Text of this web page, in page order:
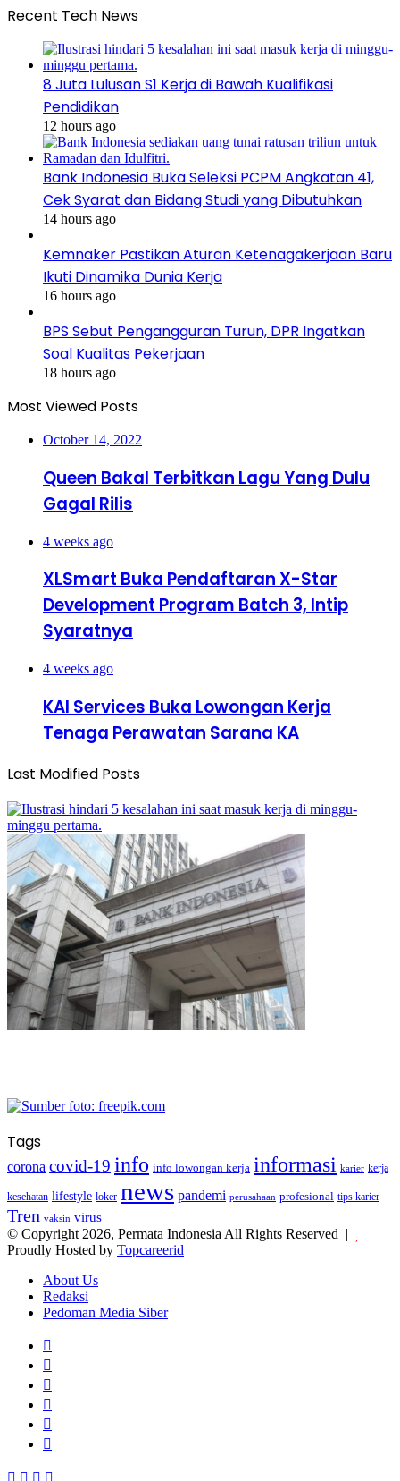
Recent Tech News
8 Juta Lulusan S1 Kerja di Bawah Kualifikasi
Pendidikan
12 hours ago
Bank Indonesia Buka Seleksi PCPM Angkatan 41,
Cek Syarat dan Bidang Studi yang Dibutuhkan
14 hours ago
Kemnaker Pastikan Aturan Ketenagakerjaan Baru
Ikuti Dinamika Dunia Kerja
16 hours ago
BPS Sebut Pengangguran Turun, DPR Ingatkan
Soal Kualitas Pekerjaan
18 hours ago
Most Viewed Posts
October 14, 2022
Queen Bakal Terbitkan Lagu Yang Dulu
Gagal Rilis
4 weeks ago
XLSmart Buka Pendaftaran X-Star
Development Program Batch 3, Intip
Syaratnya
4 weeks ago
KAI Services Buka Lowongan Kerja
Tenaga Perawatan Sarana KA
Last Modified Posts
Tags
corona covid-19 info info lowongan kerja informasi karier kerja
kesehatan lifestyle loker news pandemi perusahaan profesional tips karier
Tren vaksin virus
© Copyright 2026, Permata Indonesia All Rights Reserved |
Proudly Hosted by Topcareerid
About Us
Redaksi
Pedoman Media Siber
Facebook
X LinkedIn